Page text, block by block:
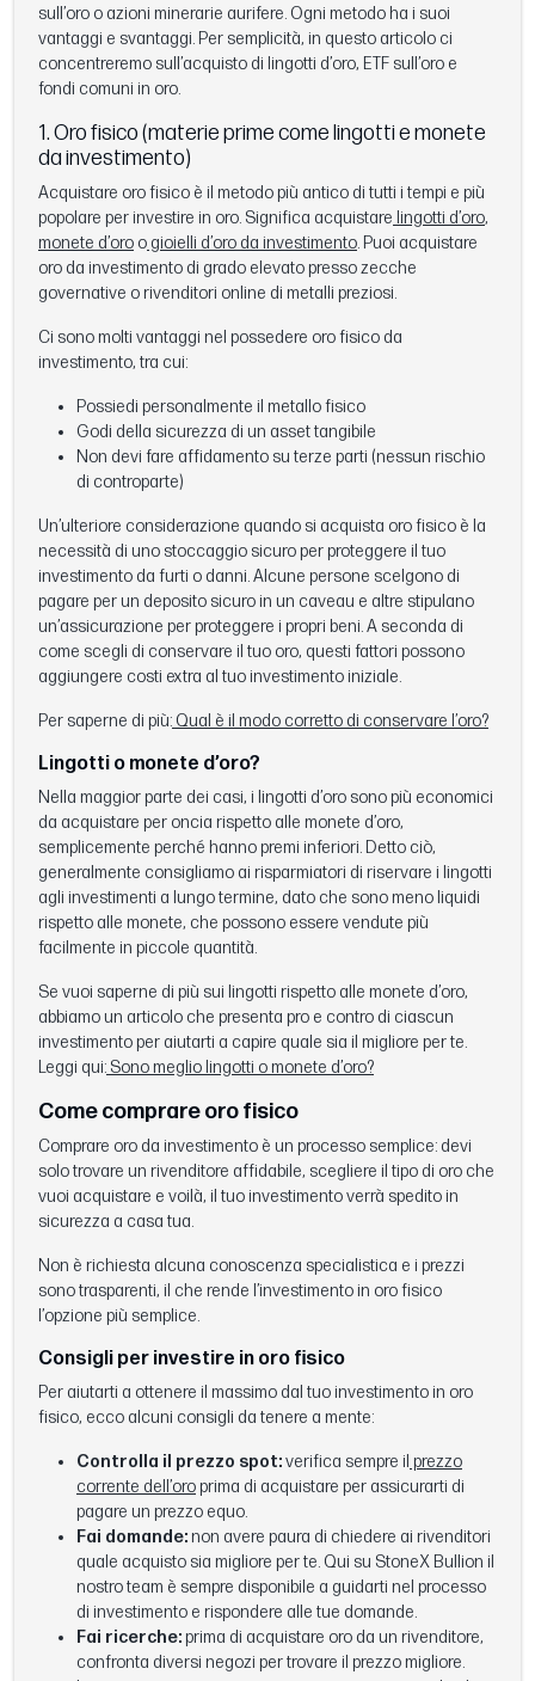
sull’oro o azioni minerarie aurifere. Ogni metodo ha i suoi
vantaggi e svantaggi. Per semplicità, in questo articolo ci
concentreremo sull’acquisto di lingotti d’oro, ETF sull’oro e
fondi comuni in oro.
1. Oro fisico (materie prime come lingotti e monete
da investimento)
Acquistare oro fisico è il metodo più antico di tutti i tempi e più
popolare per investire in oro. Significa acquistare lingotti d’oro,
monete d’oro o gioielli d’oro da investimento. Puoi acquistare
oro da investimento di grado elevato presso zecche
governative o rivenditori online di metalli preziosi.
Ci sono molti vantaggi nel possedere oro fisico da
investimento, tra cui:
Possiedi personalmente il metallo fisico
Godi della sicurezza di un asset tangibile
Non devi fare affidamento su terze parti (nessun rischio
di controparte)
Un’ulteriore considerazione quando si acquista oro fisico è la
necessità di uno stoccaggio sicuro per proteggere il tuo
investimento da furti o danni. Alcune persone scelgono di
pagare per un deposito sicuro in un caveau e altre stipulano
un’assicurazione per proteggere i propri beni. A seconda di
come scegli di conservare il tuo oro, questi fattori possono
aggiungere costi extra al tuo investimento iniziale.
Per saperne di più: Qual è il modo corretto di conservare l’oro?
Lingotti o monete d’oro?
Nella maggior parte dei casi, i lingotti d’oro sono più economici
da acquistare per oncia rispetto alle monete d’oro,
semplicemente perché hanno premi inferiori. Detto ciò,
generalmente consigliamo ai risparmiatori di riservare i lingotti
agli investimenti a lungo termine, dato che sono meno liquidi
rispetto alle monete, che possono essere vendute più
facilmente in piccole quantità.
Se vuoi saperne di più sui lingotti rispetto alle monete d’oro,
abbiamo un articolo che presenta pro e contro di ciascun
investimento per aiutarti a capire quale sia il migliore per te.
Leggi qui: Sono meglio lingotti o monete d’oro?
Come comprare oro fisico
Comprare oro da investimento è un processo semplice: devi
solo trovare un rivenditore affidabile, scegliere il tipo di oro che
vuoi acquistare e voilà, il tuo investimento verrà spedito in
sicurezza a casa tua.
Non è richiesta alcuna conoscenza specialistica e i prezzi
sono trasparenti, il che rende l’investimento in oro fisico
l’opzione più semplice.
Consigli per investire in oro fisico
Per aiutarti a ottenere il massimo dal tuo investimento in oro
fisico, ecco alcuni consigli da tenere a mente:
Controlla il prezzo spot:verifica sempre il prezzo
corrente dell’oroprima di acquistare per assicurarti di
pagare un prezzo equo.
Fai domande:non avere paura di chiedere ai rivenditori
quale acquisto sia migliore per te. Qui su StoneX Bullion il
nostro team è sempre disponibile a guidarti nel processo
di investimento e rispondere alle tue domande.
Fai ricerche:prima di acquistare oro da un rivenditore,
confronta diversi negozi per trovare il prezzo migliore.